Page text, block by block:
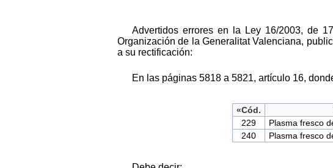
Advertidos errores en la Ley 16/2003, de
Organización de la Generalitat Valenciana,
a su rectificación:
En las páginas 5818 a 5821, artículo 16,
«Cód.
229
Plasma fresco
240
Plasma fresco